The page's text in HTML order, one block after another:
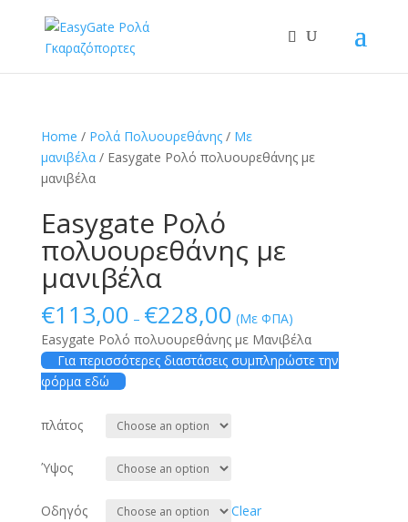
Home / Ρολά Πολυουρεθάνης/ Με
μανιβέλα/ Easygate Ρολό πολυουρεθάνης με
μανιβέλα
Easygate Ρολό
πολυουρεθάνης με
μανιβέλα
€113,00 – €228,00 (Με ΦΠΑ)
Easygate Ρολό πολυουρεθάνης με Μανιβέλα
Για περισσότερες διαστάσεις συμπληρώστε την
φόρμα εδώ
πλάτος
Ύψος
Οδηγός Clear